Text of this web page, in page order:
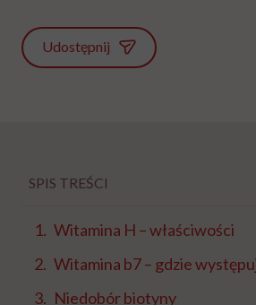
Udostępnij
SPIS TREŚCI
Witamina H – właściwości
Witamina b7 – gdzie
Niedobór biotyny